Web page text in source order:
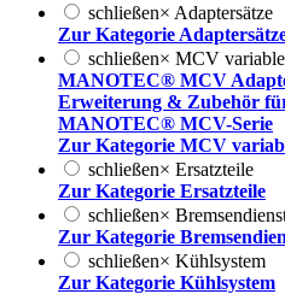
schließen× Adaptersätze
Zur Kategorie
schließen× MCV
MANOTEC® MCV
Erweiterung & Zubehör
MANOTEC® MCV-Serie
Zur Kategorie MCV
schließen× Ersatzteile
Zur Kategorie Ersatzteile
schließen×
Zur Kategorie
schließen× Kühlsystem
Zur Kategorie Kühlsystem